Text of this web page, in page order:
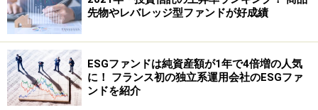
{12,000円－（12,000円×0.5％）｝×600,000口÷10,000口
＝716,400円…（Ａ）
となります。
＜手順2＞投資元本を確認する
先物やレバレッジ型ファンドが好成績
ESGファンドは純資産額が1年で4倍増の人気
に！ フランス初の独立系運用会社のESGファ
ンドを紹介